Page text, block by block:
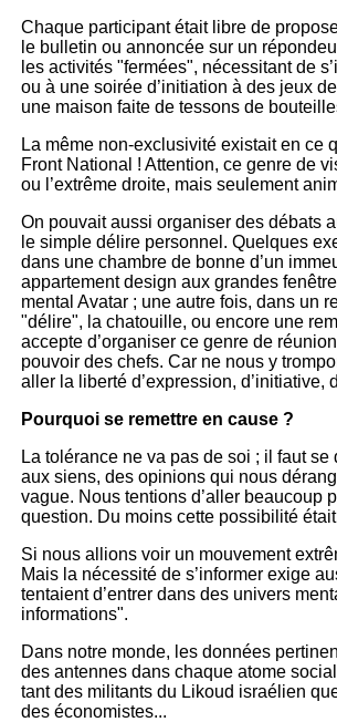
Chaque participant était libre de
le bulletin ou annoncée sur un
les activités "fermées", nécessitant de
ou à une soirée d’initiation à des jeux
une maison faite de tessons de
La même non-exclusivité existait en ce
Front National ! Attention, ce genre de
ou l’extrême droite, mais seulement
On pouvait aussi organiser des débats
le simple délire personnel. Quelques
dans une chambre de bonne d’un
appartement design aux grandes
mental Avatar ; une autre fois, dans un
"délire", la chatouille, ou encore une
accepte d’organiser ce genre de
pouvoir des chefs. Car ne nous y
aller la liberté d’expression,
Pourquoi se remettre en cause ?
La tolérance ne va pas de soi ; il faut
aux siens, des opinions qui nous
vague. Nous tentions d’aller beaucoup
question. Du moins cette possibilité
Si nous allions voir un mouvement
Mais la nécessité de s’informer exige
tentaient d’entrer dans des univers
informations".
Dans notre monde, les données
des antennes dans chaque atome
tant des militants du Likoud israélien
des économistes...